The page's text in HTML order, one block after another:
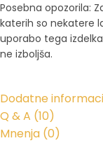
Posebna opozorila:
katerih so nekatere
uporabo tega
ne izboljša.
Dodatne
Q & A (10)
Mnenja (0)